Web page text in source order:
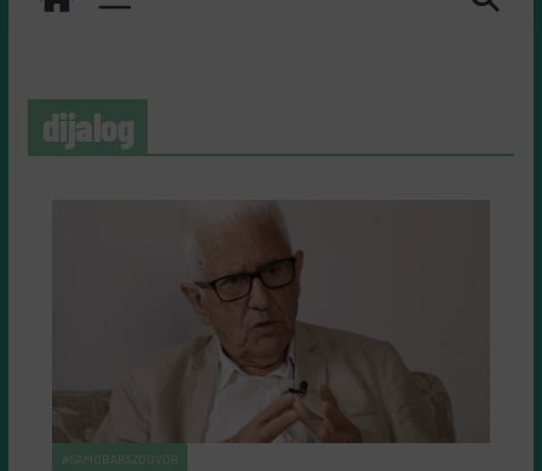
dijalog
#SAMOBARAZGOVOR